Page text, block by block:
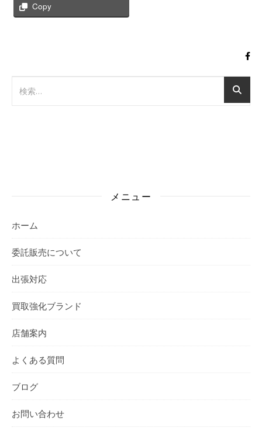
Copy
メニュー
ホーム
委託販売について
出張対応
買取強化ブランド
店舗案内
よくある質問
ブログ
お問い合わせ